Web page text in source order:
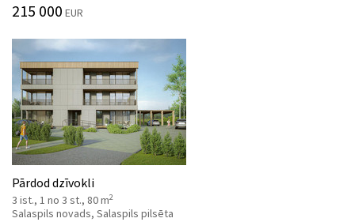
215 000 EUR
Pārdod dzīvokli
3 ist., 1 no 3 st., 80 m2
Salaspils novads, Salaspils pilsēta